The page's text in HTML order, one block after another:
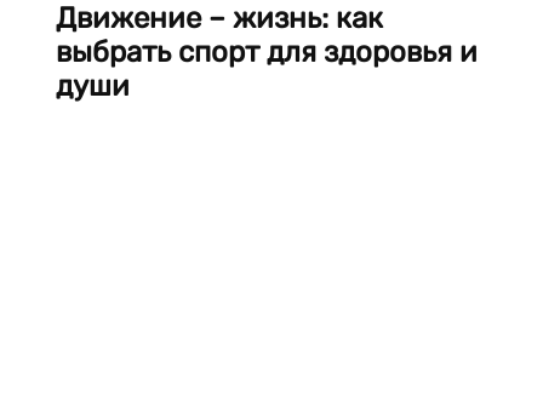
Движение – жизнь: как
выбрать спорт для здоровья и
души